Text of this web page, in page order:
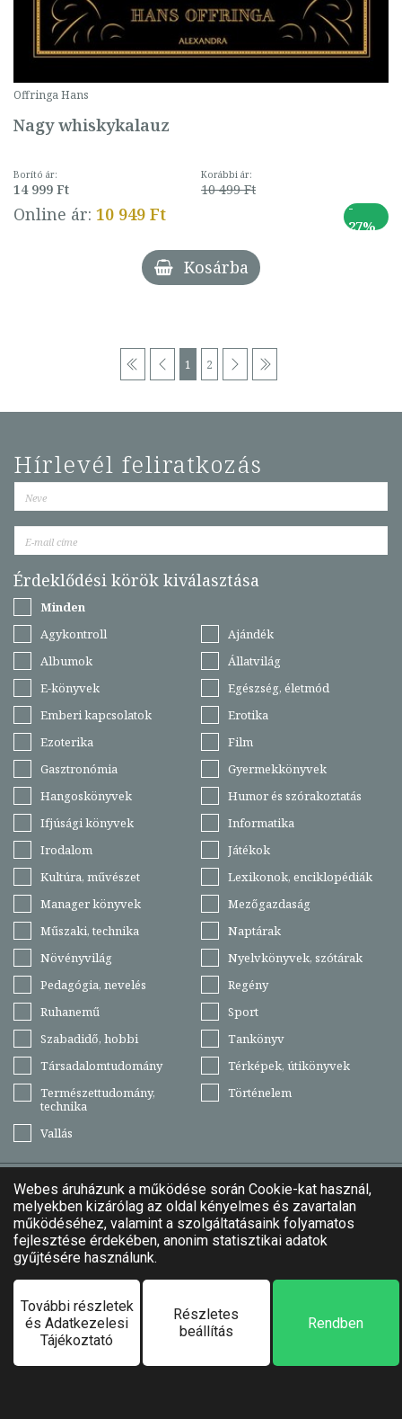
Offringa Hans
Nagy whiskykalauz
Borító ár:
14 999 Ft
Korábbi ár:
10 499 Ft
Online ár: 10 949 Ft
-
27%
Kosárba
1 2
Hírlevél feliratkozás
Érdeklődési körök kiválasztása
Minden
Agykontroll
Ajándék
Albumok
Állatvilág
E-könyvek
Egészség, életmód
Emberi kapcsolatok
Erotika
Ezoterika
Film
Gasztronómia
Gyermekkönyvek
Hangoskönyvek
Humor és szórakoztatás
Ifjúsági könyvek
Informatika
Irodalom
Játékok
Kultúra, művészet
Lexikonok, enciklopédiák
Manager könyvek
Mezőgazdaság
Műszaki, technika
Naptárak
Növényvilág
Nyelvkönyvek, szótárak
Pedagógia, nevelés
Regény
Ruhanemű
Sport
Szabadidő, hobbi
Tankönyv
Társadalomtudomány
Térképek, útikönyvek
Természettudomány,
technika
Történelem
Vallás
Elolvastam és elfogadom azÁltalános Szerződési Feltételeket
és azAdatkezelési Tájékoztatót
Feliratkozom
Könyvtündér - A szállító